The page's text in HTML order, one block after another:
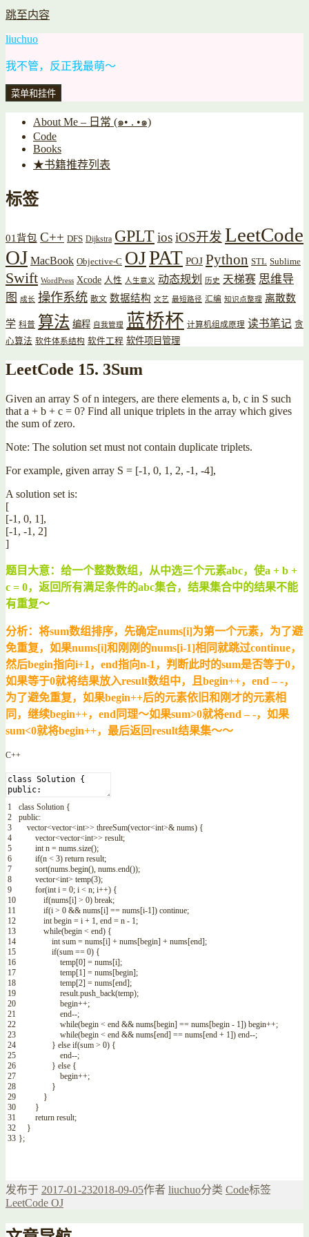
跳至内容
liuchuo
我不管，反正我最萌～
菜单和挂件
About Me – 日常 (๑• . •๑)
Code
Books
★书籍推荐列表
标签
01背包 C++ DFS Dijkstra GPLTiosiOS开发 LeetCode
OJ MacBook Objective-C OJPAT POJ Python STL Sublime
Swift WordPress Xcode 人性 人生意义 动态规划 历史 天梯赛 思维导
图
成长 操作系统 散文 数据结构 文艺 最短路径 汇编 知识点整理 离散数
学 科普 算法 编程 自我管理 蓝桥杯 计算机组成原理 读书笔记 贪
心算法 软件体系结构 软件工程 软件项目管理
LeetCode 15. 3Sum
Given an array S of n integers, are there elements a, b, c in S such
that a + b + c = 0? Find all unique triplets in the array which gives
the sum of zero.
Note: The solution set must not contain duplicate triplets.
For example, given array S = [-1, 0, 1, 2, -1, -4],
A solution set is:
[
[-1, 0, 1],
[-1, -1, 2]
]
题目大意：给一个整数数组，从中选三个元素abc，使a + b +
c = 0，返回所有满足条件的abc集合，结果集合中的结果不能
有重复～
分析：将sum数组排序，先确定nums[i]为第一个元素，为了避
免重复，如果nums[i]和刚刚的nums[i-1]相同就跳过continue，
然后begin指向i+1，end指向n-1，判断此时的sum是否等于0，
如果等于0就将结果放入result数组中，且begin++，end – -，
为了避免重复，如果begin++后的元素依旧和刚才的元素相
同，继续begin++，end同理～如果sum>0就将end – -，如果
sum<0就将begin++，最后返回result结果集～～
C++
1
2
3
4
5
6
7
8
9
10
11
12
13
14
15
16
17
18
19
20
21
22
23
24
25
26
27
28
29
30
31
32
33
class Solution {
public:
vector<vector<int>> threeSum(vector<int>& nums) {
vector<vector<int>> result;
int n = nums.size();
if(n < 3) return result;
sort(nums.begin(), nums.end());
vector<int> temp(3);
for(int i = 0; i < n; i++) {
if(nums[i] > 0) break;
if(i > 0 && nums[i] == nums[i-1]) continue;
int begin = i + 1, end = n - 1;
while(begin < end) {
int sum = nums[i] + nums[begin] + nums[end];
if(sum == 0) {
temp[0] = nums[i];
temp[1] = nums[begin];
temp[2] = nums[end];
result.push_back(temp);
begin++;
end--;
while(begin < end && nums[begin] == nums[begin - 1]) begin++;
while(begin < end && nums[end] == nums[end + 1]) end--;
} else if(sum > 0) {
end--;
} else {
begin++;
}
}
}
return result;
}
};
发布于 2017-01-232018-09-05作者 liuchuo分类 Code标签
LeetCode OJ